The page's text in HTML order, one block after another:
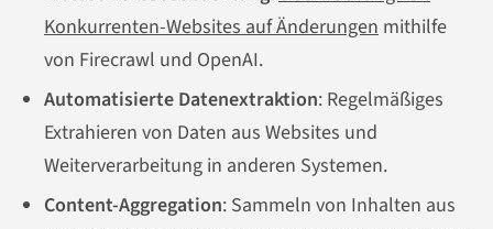
Konkurrenten-Websites auf Änderungen mithilfe
von Firecrawl und OpenAI.
Automatisierte Datenextraktion: Regelmäßiges
Extrahieren von Daten aus Websites und
Weiterverarbeitung in anderen Systemen.
Content-Aggregation: Sammeln von Inhalten aus